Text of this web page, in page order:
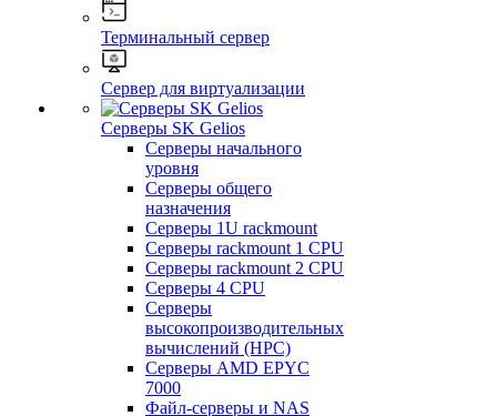
Терминальный сервер
Сервер для виртуализации
Серверы SK Gelios
Серверы начального
уровня
Серверы общего
назначения
Серверы 1U rackmount
Серверы rackmount 1 CPU
Серверы rackmount 2 CPU
Серверы 4 CPU
Серверы
высокопроизводительных
вычислений (HPC)
Серверы AMD EPYC
7000
Файл-серверы и NAS